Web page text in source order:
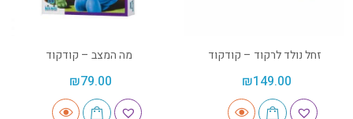
זחל נולד לרקוד – קודקוד
₪149.00
מה המצב – קודקוד
₪79.00